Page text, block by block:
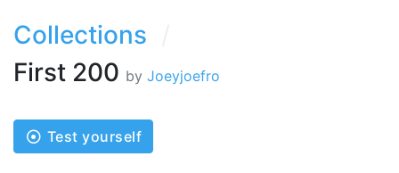
Collections
First 200 by Joeyjoefro
Test yourself